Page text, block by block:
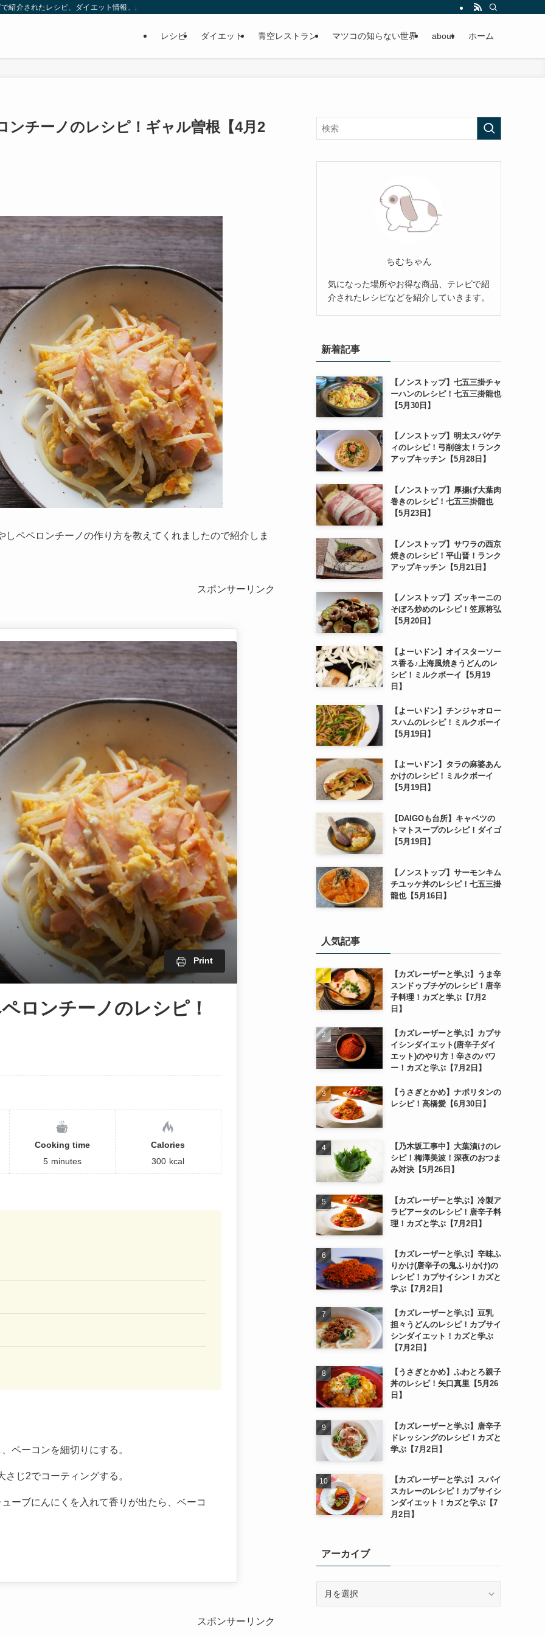
介されたレシピ、ダイエット情報、お取り寄せなどを紹介します。
レシピ ダイエット 青空レストラン マツコの知らない世界 about ホーム
ンチーノのレシピ！ギャル曽根【4月2
ペペロンチーノの作り方を教えてくれましたので紹介しま
スポンサーリンク
Print
ロンチーノのレシピ！
Cooking time
5 minutes
Calories
300 kcal
ベーコンを細切りにする。
じ2でコーティングする。
ーブにんにくを入れて香りが出たら、ベーコ
スポンサーリンク
ちむちゃん
気になった場所やお得な商品、テレビで紹
介されたレシピなどを紹介していきます。
新着記事
【ノンストップ】七五三掛チャ
ーハンのレシピ！七五三掛龍也
【5月30日】
【ノンストップ】明太スパゲテ
ィのレシピ！弓削啓太！ランク
アップキッチン【5月28日】
【ノンストップ】厚揚げ大葉肉
巻きのレシピ！七五三掛龍也
【5月23日】
【ノンストップ】サワラの西京
焼きのレシピ！平山晋！ランク
アップキッチン【5月21日】
【ノンストップ】ズッキーニの
そぼろ炒めのレシピ！笠原将弘
【5月20日】
【よーいドン】オイスターソー
ス香る♪上海風焼きうどんのレ
シピ！ミルクボーイ【5月19
日】
【よーいドン】チンジャオロー
スハムのレシピ！ミルクボーイ
【5月19日】
【よーいドン】タラの麻婆あん
かけのレシピ！ミルクボーイ
【5月19日】
【DAIGOも台所】キャベツの
トマトスープのレシピ！ダイゴ
【5月19日】
【ノンストップ】サーモンキム
チユッケ丼のレシピ！七五三掛
龍也【5月16日】
人気記事
【カズレーザーと学ぶ】うま辛
スンドゥブチゲのレシピ！唐辛
子料理！カズと学ぶ【7月2
日】
【カズレーザーと学ぶ】カプサ
イシンダイエット(唐辛子ダイ
エット)のやり方！辛さのパワ
ー！カズと学ぶ【7月2日】
【うさぎとかめ】ナポリタンの
レシピ！高橋愛【6月30日】
【乃木坂工事中】大葉漬けのレ
シピ！梅澤美波！深夜のおつま
み対決【5月26日】
【カズレーザーと学ぶ】冷製ア
ラビアータのレシピ！唐辛子料
理！カズと学ぶ【7月2日】
【カズレーザーと学ぶ】辛味ふ
りかけ(唐辛子の鬼ふりかけ)の
レシピ！カプサイシン！カズと
学ぶ【7月2日】
【カズレーザーと学ぶ】豆乳
担々うどんのレシピ！カプサイ
シンダイエット！カズと学ぶ
【7月2日】
【うさぎとかめ】ふわとろ親子
丼のレシピ！矢口真里【5月26
日】
【カズレーザーと学ぶ】唐辛子
ドレッシングのレシピ！カズと
学ぶ【7月2日】
【カズレーザーと学ぶ】スパイ
スカレーのレシピ！カプサイシ
ンダイエット！カズと学ぶ【7
月2日】
アーカイブ